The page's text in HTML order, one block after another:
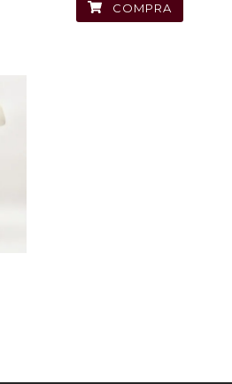
COMPRA